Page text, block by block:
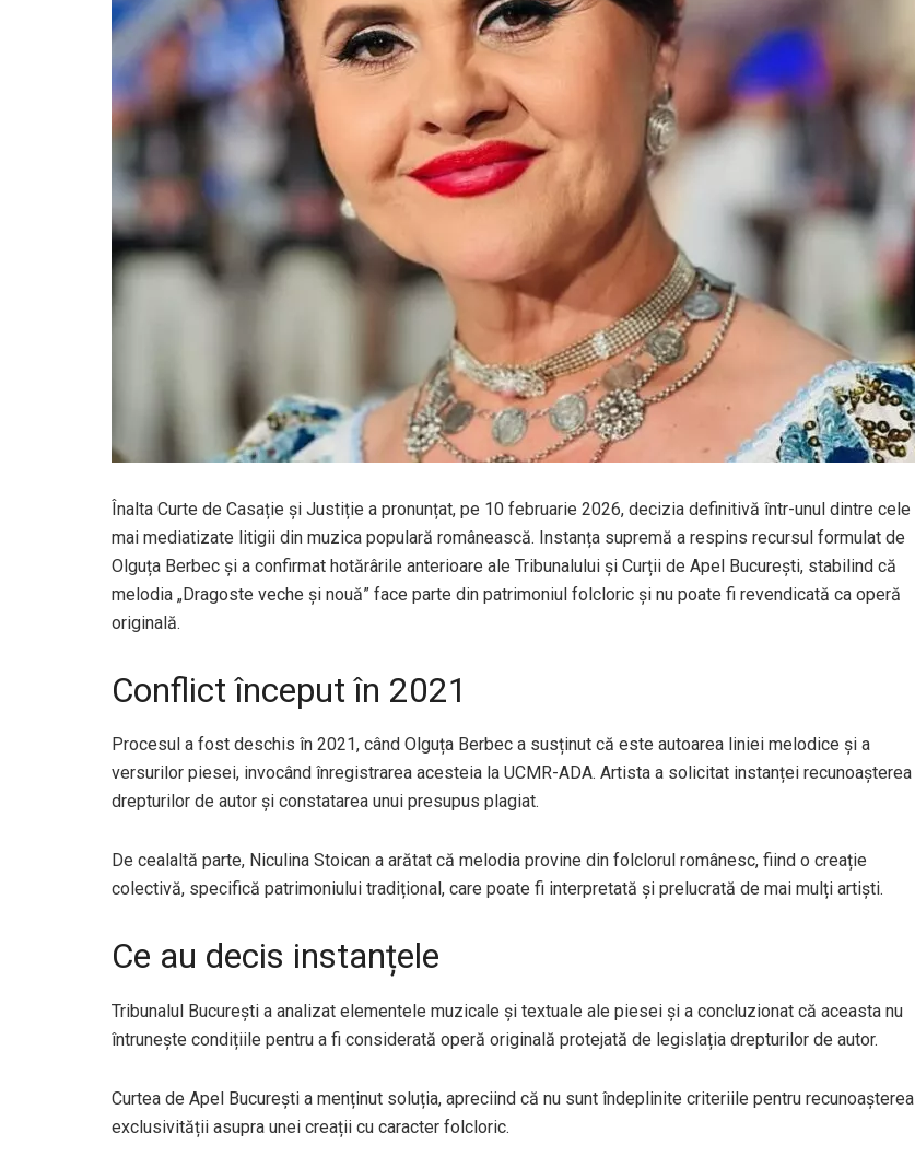
Înalta Curte de Casație și Justiție a pronunțat, pe 10 februarie 2026, decizia definitivă într-unul dintre cele
mai mediatizate litigii din muzica populară românească. Instanța supremă a respins recursul formulat de
Olguța Berbec și a confirmat hotărârile anterioare ale Tribunalului și Curții de Apel București, stabilind că
melodia „Dragoste veche și nouă” face parte din patrimoniul folcloric și nu poate fi revendicată ca operă
originală.
Conflict început în 2021
Procesul a fost deschis în 2021, când Olguța Berbec a susținut că este autoarea liniei melodice și a
versurilor piesei, invocând înregistrarea acesteia la UCMR-ADA. Artista a solicitat instanței recunoașterea
drepturilor de autor și constatarea unui presupus plagiat.
De cealaltă parte, Niculina Stoican a arătat că melodia provine din folclorul românesc, fiind o creație
colectivă, specifică patrimoniului tradițional, care poate fi interpretată și prelucrată de mai mulți artiști.
Ce au decis instanțele
Tribunalul București a analizat elementele muzicale și textuale ale piesei și a concluzionat că aceasta nu
întrunește condițiile pentru a fi considerată operă originală protejată de legislația drepturilor de autor.
Curtea de Apel București a menținut soluția, apreciind că nu sunt îndeplinite criteriile pentru recunoașterea
exclusivității asupra unei creații cu caracter folcloric.